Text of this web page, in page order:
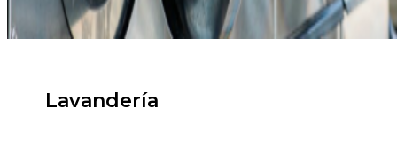
Lavandería